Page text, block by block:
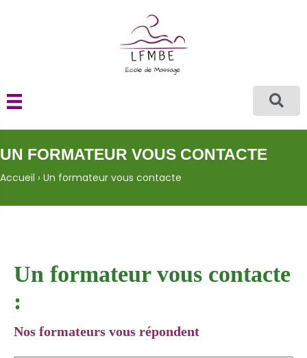
UN FORMATEUR VOUS CONTACTE
Accueil › Un formateur vous contacte
Un formateur vous contacte
:
Nos formateurs vous répondent